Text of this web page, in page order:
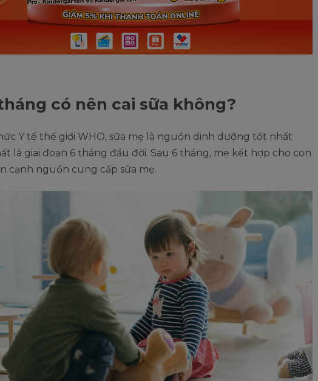
có nên cai sữa không?
Y tế thế giới WHO, sữa mẹ là nguồn dinh dưỡng tốt nhất
là giai đoạn 6 tháng đầu đời. Sau 6 tháng, mẹ kết hợp cho con
cạnh nguồn cung cấp sữa mẹ.